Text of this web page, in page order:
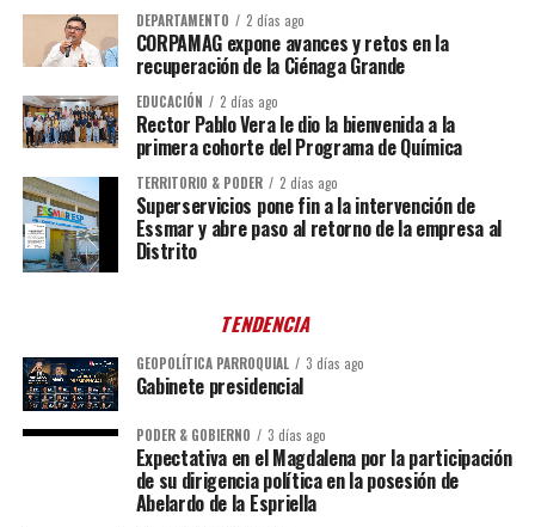
DEPARTAMENTO 2 días ago
CORPAMAG expone avances y retos en la
recuperación de la Ciénaga Grande
EDUCACIÓN 2 días ago
Rector Pablo Vera le dio la bienvenida a la
primera cohorte del Programa de Química
TERRITORIO & PODER 2 días ago
Superservicios pone fin a la intervención de
Essmar y abre paso al retorno de la empresa al
Distrito
TENDENCIA
GEOPOLÍTICA PARROQUIAL 3 días ago
Gabinete presidencial
PODER & GOBIERNO 3 días ago
Expectativa en el Magdalena por la participación
de su dirigencia política en la posesión de
Abelardo de la Espriella